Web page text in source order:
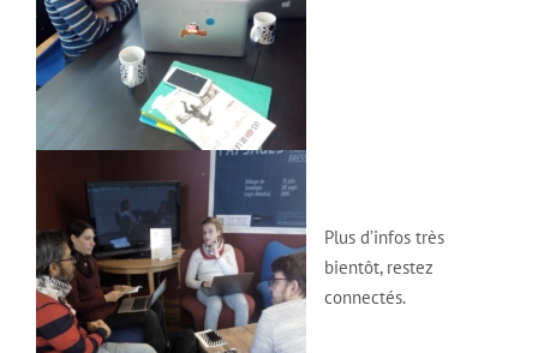
Plus d’infos très
bientôt, restez
connectés.